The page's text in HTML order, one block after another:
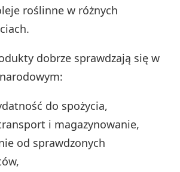
roślinne w różnych
dobrze sprawdzają się w
do spożycia,
i magazynowanie,
od sprawdzonych